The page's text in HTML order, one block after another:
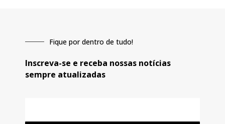
Fique por dentro de tudo!
Inscreva-se e receba nossas notícias
sempre atualizadas